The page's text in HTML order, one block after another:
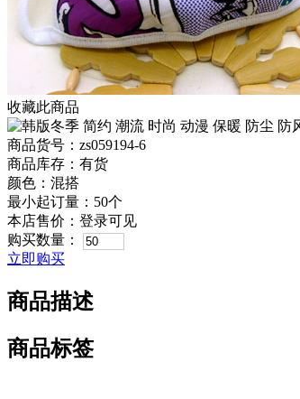
收藏此商品
商品货号：zs059194-6
商品库存：有货
颜色：混搭
最小起订量：50个
本店售价： 登录可见
购买数量：
立即购买
商品描述
商品标签